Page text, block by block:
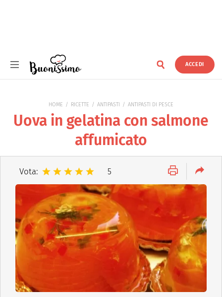
ACCEDI
HOME RICETTE ANTIPASTI ANTIPASTI DI PESCE
Uova in gelatina con salmone
affumicato
Vota: 5